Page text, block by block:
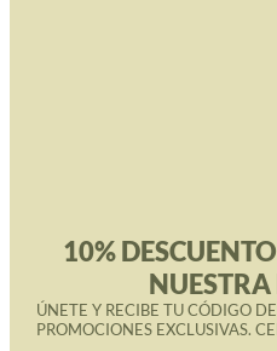
10%
NUESTRA
ÚNETE Y RECIBE TU CÓDIGO
PROMOCIONES EXCLUSIVAS.